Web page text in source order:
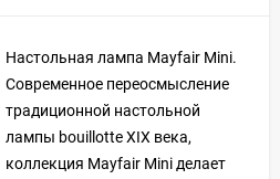
Настольная лампа Mayfair Mini.
Современное переосмысление
традиционной настольной
лампы bouillotte XIX века,
коллекция Mayfair Mini делает